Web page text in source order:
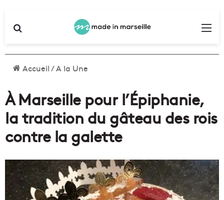
Accueil/A la Une
À Marseille pour l’Épiphanie,
la tradition du gâteau des rois
contre la galette